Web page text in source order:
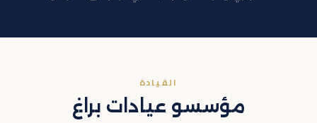
القيادة
مؤسسو عيادات براغ